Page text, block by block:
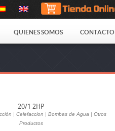
QUIENES SOMOS CONTACTO
20/1 2HP
| Celefaccion | Bombas de Agua | Otros
Productos